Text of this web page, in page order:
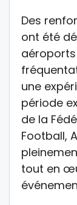
Des
ont été
une
période
de la
Football,
tout en